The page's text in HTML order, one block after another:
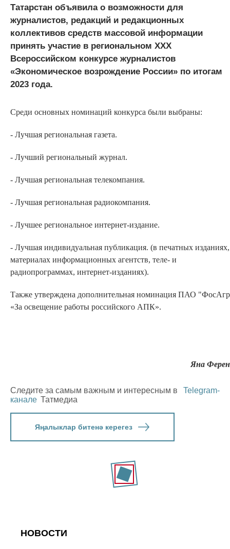
Татарстан объявила о возможности для
журналистов, редакций и редакционных
коллективов средств массовой информации
принять участие в региональном XXX
Всероссийском конкурсе журналистов
«Экономическое возрождение России» по итогам
2023 года.
Среди основных номинаций конкурса были выбраны:
- Лучшая региональная газета.
- Лучший региональный журнал.
- Лучшая региональная телекомпания.
- Лучшая региональная радиокомпания.
- Лучшее региональное интернет-издание.
- Лучшая индивидуальная публикация. (в печатных изданиях,
материалах информационных агентств, теле- и
радиопрограммах, интернет-изданиях).
Также утверждена дополнительная номинация ПАО
«За освещение работы российского АПК».
Яна
Следите за самым важным и интересным в
Telegram-
канале Татмедиа
Яңалыклар битенә керегез
НОВОСТИ